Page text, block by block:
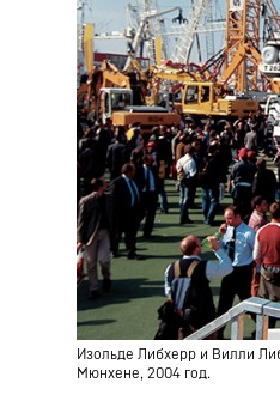
Изольде Либхерр и Вилли
Мюнхене, 2004 год.